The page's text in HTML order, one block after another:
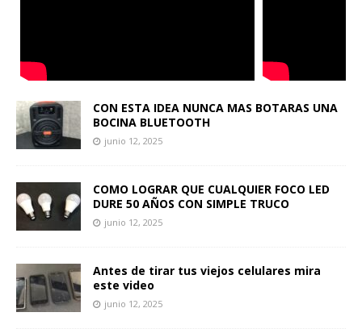
CON ESTA IDEA NUNCA MAS BOTARAS UNA
BOCINA BLUETOOTH
junio 12, 2025
COMO LOGRAR QUE CUALQUIER FOCO LED
DURE 50 AÑOS CON SIMPLE TRUCO
junio 12, 2025
Antes de tirar tus viejos celulares mira
este video
junio 12, 2025